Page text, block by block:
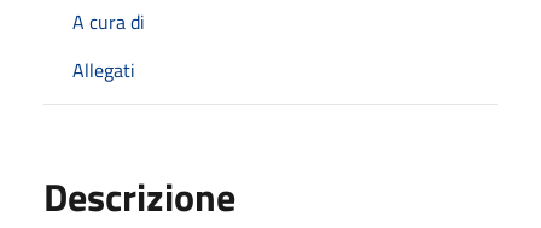
A cura di
Allegati
Descrizione